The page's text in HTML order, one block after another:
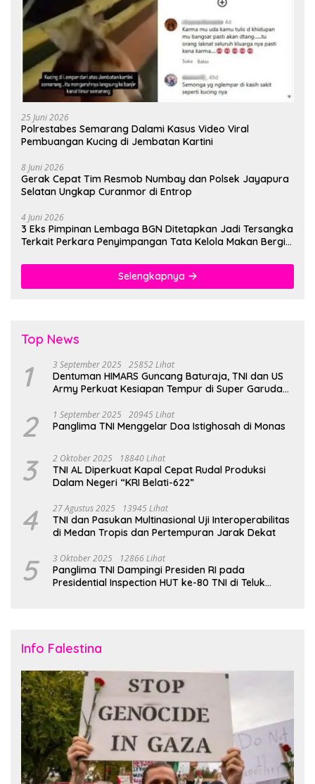
25 Juni 2026
Polrestabes Semarang Dalami Kasus Video Viral
Pembuangan Kucing di Jembatan Kartini
8 Juni 2026
Gerak Cepat Tim Resmob Numbay dan Polsek Jayapura
Selatan Ungkap Curanmor di Entrop
4 Juni 2026
3 Eks Pimpinan Lembaga BGN Ditetapkan Jadi Tersangka
Terkait Perkara Penyimpangan Tata Kelola Makan Bergizi
Selengkapnya
Top News
1 3 September 2025 25852 Lihat
Dentuman HIMARS Guncang Baturaja, TNI dan US
Army Perkuat Kesiapan Tempur di Super Garuda
2 1 September 2025 20945 Lihat
Panglima TNI Menggelar Doa Istighosah di Monas
3 2 Oktober 2025 18840 Lihat
TNI AL Diperkuat Kapal Cepat Rudal Produksi
Dalam Negeri “KRI Belati-622”
4 27 Agustus 2025 13945 Lihat
TNI dan Pasukan Multinasional Uji Interoperabilitas
di Medan Tropis dan Pertempuran Jarak Dekat
5 3 Oktober 2025 12866 Lihat
Panglima TNI Dampingi Presiden RI pada
Presidential Inspection HUT ke-80 TNI di Teluk
Info Falestina